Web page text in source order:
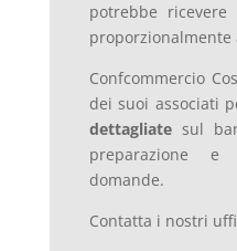
potrebbe
Confcommercio
dei suoi associati
dettagliate sul
preparazione e
domande.
Contatta i nostri